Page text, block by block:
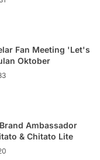
Fan Meeting 'Let's
Oktober
Brand Ambassador
& Chitato Lite